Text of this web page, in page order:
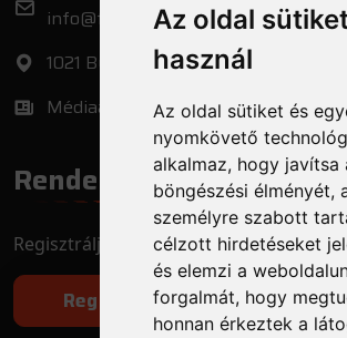
Az oldal
használ
Az oldal sütiket és
nyomkövető
alkalmaz, hogy javítsa
böngészési élményét,
személyre szabott
célzott hirdetéseket
és elemzi a
forgalmát, hogy
honnan érkeztek a
info@fogorvoskereso.hu
1021 Budapest, Bécsi út 3-5.
Médiaajánlat
Rendelő regisztráció
Regisztrálja fogorvosi rendelőjét még
Regisztráció